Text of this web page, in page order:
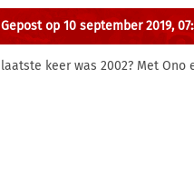
Gepost op 10 september 2019,
laatste keer was 2002? Met Ono